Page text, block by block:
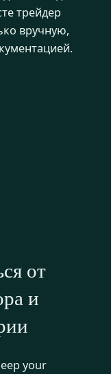
трейдер
вручную,
от
и
your